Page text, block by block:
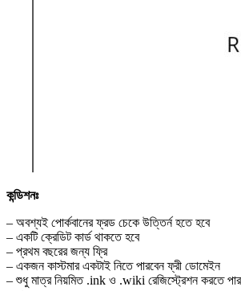
কন্ডিশনঃ
– অবশ্যই পোর্কবানের ফ্রড চেকে উত্তির্ন হতে হবে
– একটি ক্রেডিট কার্ড থাকতে হবে
– প্রথম বছরের জন্য ফ্রি
– একজন কাস্টমার একটাই নিতে পারবেন ফ্রী ডোমেইন
– শুধু মাত্র নিয়মিত .ink ও .wiki রেজিস্ট্রেশন করতে